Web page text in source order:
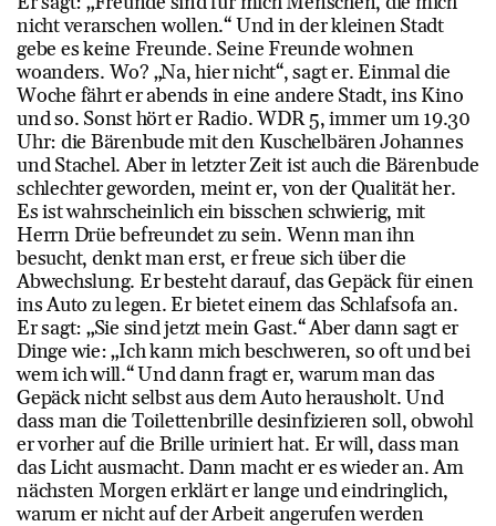
nicht verarschen wollen.“ Und in der kleinen Stadt
gebe es keine Freunde. Seine Freunde wohnen
woanders. Wo? „Na, hier nicht“, sagt er. Einmal die
Woche fährt er abends in eine andere Stadt, ins Kino
und so. Sonst hört er Radio. WDR 5, immer um 19.30
Uhr: die Bärenbude mit den Kuschelbären Johannes
und Stachel. Aber in letzter Zeit ist auch die Bärenbude
schlechter geworden, meint er, von der Qualität her.
Es ist wahrscheinlich ein bisschen schwierig, mit
Herrn Drüe befreundet zu sein. Wenn man ihn
besucht, denkt man erst, er freue sich über die
Abwechslung. Er besteht darauf, das Gepäck für einen
ins Auto zu legen. Er bietet einem das Schlafsofa an.
Er sagt: „Sie sind jetzt mein Gast.“ Aber dann sagt er
Dinge wie: „Ich kann mich beschweren, so oft und bei
wem ich will.“ Und dann fragt er, warum man das
Gepäck nicht selbst aus dem Auto herausholt. Und
dass man die Toilettenbrille desinfizieren soll, obwohl
er vorher auf die Brille uriniert hat. Er will, dass man
das Licht ausmacht. Dann macht er es wieder an. Am
nächsten Morgen erklärt er lange und eindringlich,
warum er nicht auf der Arbeit angerufen werden